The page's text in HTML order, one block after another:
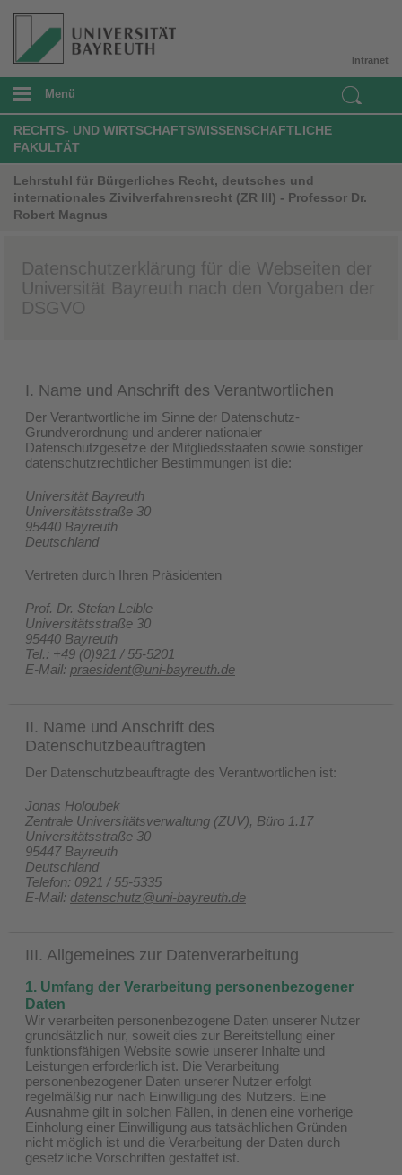
Intranet
Menü
RECHTS- UND WIRTSCHAFTSWISSENSCHAFTLICHE
FAKULTÄT
Lehrstuhl für Bürgerliches Recht, deutsches und
internationales Zivilverfahrensrecht (ZR III) - Professor Dr.
Robert Magnus
Datenschutzerklärung für die Webseiten der
Universität Bayreuth nach den Vorgaben der
DSGVO
I. Name und Anschrift des Verantwortlichen
Der Verantwortliche im Sinne der Datenschutz-
Grundverordnung und anderer nationaler
Datenschutzgesetze der Mitgliedsstaaten sowie sonstiger
datenschutzrechtlicher Bestimmungen ist die:
Universität Bayreuth
Universitätsstraße 30
95440 Bayreuth
Deutschland
Vertreten durch Ihren Präsidenten
Prof. Dr. Stefan Leible
Universitätsstraße 30
95440 Bayreuth
Tel.: +49 (0)921 / 55-5201
E-Mail: praesident@uni-bayreuth.de
II. Name und Anschrift des
Datenschutzbeauftragten
Der Datenschutzbeauftragte des Verantwortlichen ist:
Jonas Holoubek
Zentrale Universitätsverwaltung (ZUV), Büro 1.17
Universitätsstraße 30
95447 Bayreuth
Deutschland
Telefon: 0921 / 55-5335
E-Mail: datenschutz@uni-bayreuth.de
III. Allgemeines zur Datenverarbeitung
1. Umfang der Verarbeitung personenbezogener
Daten
Wir verarbeiten personenbezogene Daten unserer Nutzer
grundsätzlich nur, soweit dies zur Bereitstellung einer
funktionsfähigen Website sowie unserer Inhalte und
Leistungen erforderlich ist. Die Verarbeitung
personenbezogener Daten unserer Nutzer erfolgt
regelmäßig nur nach Einwilligung des Nutzers. Eine
Ausnahme gilt in solchen Fällen, in denen eine vorherige
Einholung einer Einwilligung aus tatsächlichen Gründen
nicht möglich ist und die Verarbeitung der Daten durch
gesetzliche Vorschriften gestattet ist.